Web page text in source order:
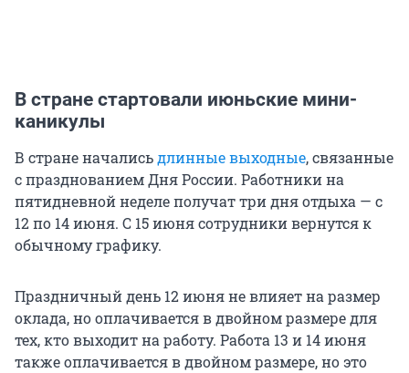
В стране стартовали июньские мини-
каникулы
В стране началисьдлинные выходные, связанные
с празднованием Дня России. Работники на
пятидневной неделе получат три дня отдыха — с
12 по 14 июня. С 15 июня сотрудники вернутся к
обычному графику.
Праздничный день 12 июня не влияет на размер
оклада, но оплачивается в двойном размере для
тех, кто выходит на работу. Работа 13 и 14 июня
также оплачивается в двойном размере, но это